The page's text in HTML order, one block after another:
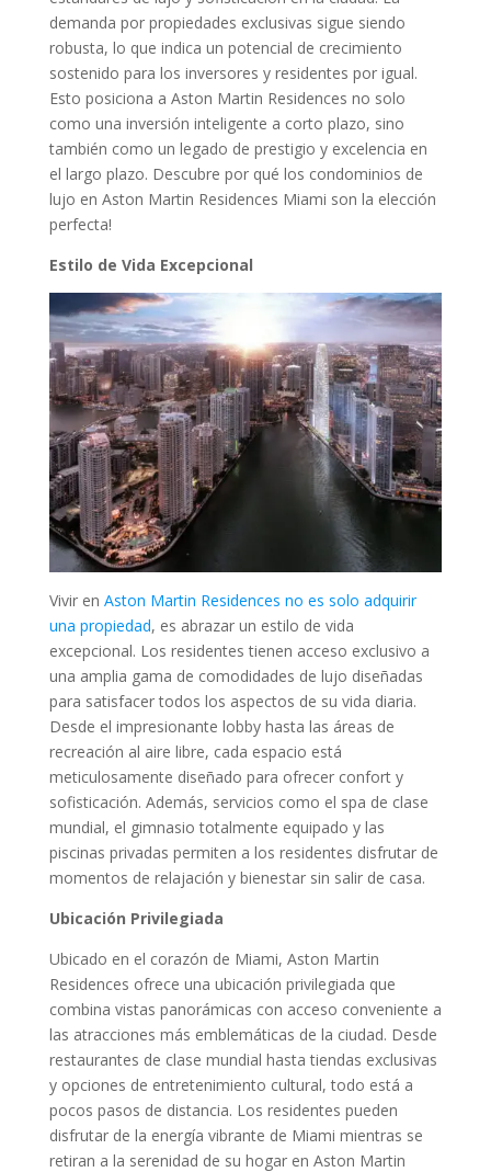
demanda por propiedades exclusivas sigue siendo
robusta, lo que indica un potencial de crecimiento
sostenido para los inversores y residentes por igual.
Esto posiciona a Aston Martin Residences no solo
como una inversión inteligente a corto plazo, sino
también como un legado de prestigio y excelencia en
el largo plazo. Descubre por qué los condominios de
lujo en Aston Martin Residences Miami son la elección
perfecta!
Estilo de Vida Excepcional
Vivir en Aston Martin Residences no es solo adquirir
una propiedad, es abrazar un estilo de vida
excepcional. Los residentes tienen acceso exclusivo a
una amplia gama de comodidades de lujo diseñadas
para satisfacer todos los aspectos de su vida diaria.
Desde el impresionante lobby hasta las áreas de
recreación al aire libre, cada espacio está
meticulosamente diseñado para ofrecer confort y
sofisticación. Además, servicios como el spa de clase
mundial, el gimnasio totalmente equipado y las
piscinas privadas permiten a los residentes disfrutar de
momentos de relajación y bienestar sin salir de casa.
Ubicación Privilegiada
Ubicado en el corazón de Miami, Aston Martin
Residences ofrece una ubicación privilegiada que
combina vistas panorámicas con acceso conveniente a
las atracciones más emblemáticas de la ciudad. Desde
restaurantes de clase mundial hasta tiendas exclusivas
y opciones de entretenimiento cultural, todo está a
pocos pasos de distancia. Los residentes pueden
disfrutar de la energía vibrante de Miami mientras se
retiran a la serenidad de su hogar en Aston Martin